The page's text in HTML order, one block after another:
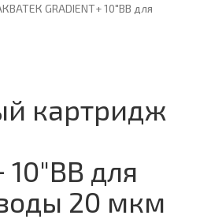
GRADIENT+ 10"ВВ для
картридж
10"ВВ для
20 мкм